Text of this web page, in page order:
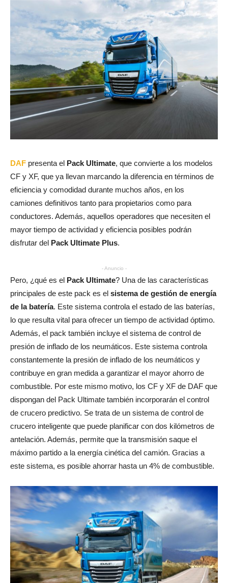
DAF presenta el Pack Ultimate, que convierte a los modelos
CF y XF, que ya llevan marcando la diferencia en términos de
eficiencia y comodidad durante muchos años, en los
camiones definitivos tanto para propietarios como para
conductores. Además, aquellos operadores que necesiten el
mayor tiempo de actividad y eficiencia posibles podrán
disfrutar del Pack Ultimate Plus.
- Anuncio -
Pero, ¿qué es el Pack Ultimate? Una de las características
principales de este pack es el sistema de gestión de energía
de la batería. Este sistema controla el estado de las baterías,
lo que resulta vital para ofrecer un tiempo de actividad óptimo.
Además, el pack también incluye el sistema de control de
presión de inflado de los neumáticos. Este sistema controla
constantemente la presión de inflado de los neumáticos y
contribuye en gran medida a garantizar el mayor ahorro de
combustible. Por este mismo motivo, los CF y XF de DAF que
dispongan del Pack Ultimate también incorporarán el control
de crucero predictivo. Se trata de un sistema de control de
crucero inteligente que puede planificar con dos kilómetros de
antelación. Además, permite que la transmisión saque el
máximo partido a la energía cinética del camión. Gracias a
este sistema, es posible ahorrar hasta un 4% de combustible.